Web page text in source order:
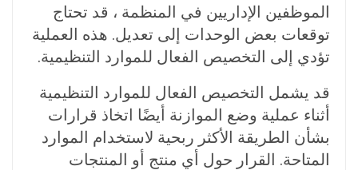
الموظفين الإداريين في المنظمة ، قد تحتاج
توقعات بعض الوحدات إلى تعديل. هذه العملية
تؤدي إلى التخصيص الفعال للموارد التنظيمية.
قد يشمل التخصيص الفعال للموارد التنظيمية
أثناء عملية وضع الموازنة أيضًا اتخاذ قرارات
بشأن الطريقة الأكثر ربحية لاستخدام الموارد
المتاحة. القرار حول أي منتج أو المنتجات